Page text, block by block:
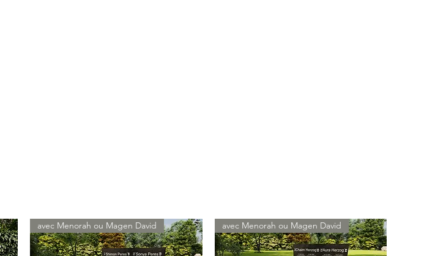
avec Menorah ou Magen David avec Menorah ou Magen David